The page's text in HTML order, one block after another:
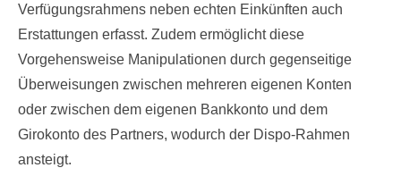
Verfügungsrahmens neben echten Einkünften auch
Erstattungen erfasst. Zudem ermöglicht diese
Vorgehensweise Manipulationen durch gegenseitige
Überweisungen zwischen mehreren eigenen Konten
oder zwischen dem eigenen Bankkonto und dem
Girokonto des Partners, wodurch der Dispo-Rahmen
ansteigt.